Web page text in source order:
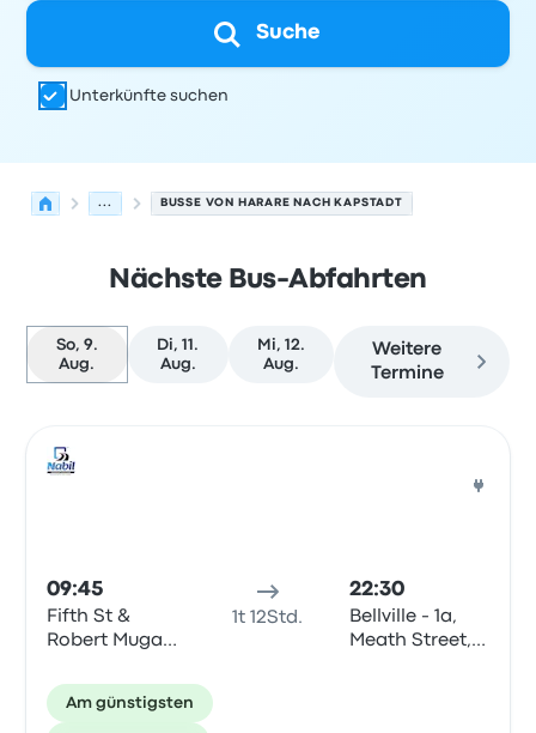
Suche
Unterkünfte suchen
... BUSSE VON HARARE NACH KAPSTADT
Nächste Bus-Abfahrten
So, 9.
Aug.
Di, 11.
Aug.
Mi, 12.
Aug.
Weitere
Termine
09:45
Fifth St &
Robert Mugabe
1t 12Std.
22:30
Bellville - 1a,
Meath Street,
Am günstigsten